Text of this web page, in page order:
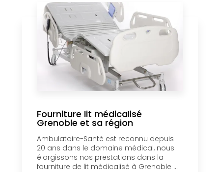
Fourniture lit médicalisé
Grenoble et sa région
Ambulatoire-Santé est reconnu depuis
20 ans dans le domaine médical, nous
élargissons nos prestations dans la
fourniture de lit médicalisé à Grenoble ...